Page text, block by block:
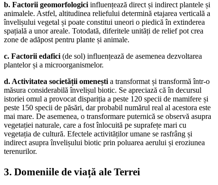
b. Factorii geomorfologici influențează direct și indirect plantele și
animalele. Astfel, altitudinea reliefului determină etajarea verticală a
învelișului vegetal și poate constitui uneori o piedică în extinderea
spațială a unor areale. Totodată, diferitele unități de relief pot crea
zone de adăpost pentru plante și animale.
c. Factorii edafici (de sol) influențează de asemenea dezvoltarea
plantelor și a microorganismelor.
d. Activitatea societății omenești a transformat și transformă într-o
măsura considerabilă învelișul biotic. Se apreciază că în decursul
istoriei omul a provocat dispariția a peste 120 specii de mamifere și
peste 150 specii de păsări, dar probabil numărul real al acestora este
mai mare. De asemenea, o transformare puternică se observă asupra
vegetației naturale, care a fost înlocuită pe suprafețe mari cu
vegetația de cultură. Efectele activităților umane se rasfrâng și
indirect asupra învelișului biotic prin poluarea aerului și eroziunea
terenurilor.
3. Domeniile de viață ale Terrei